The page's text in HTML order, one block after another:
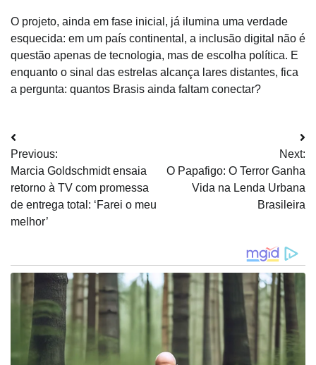
O projeto, ainda em fase inicial, já ilumina uma verdade
esquecida: em um país continental, a inclusão digital não é
questão apenas de tecnologia, mas de escolha política. E
enquanto o sinal das estrelas alcança lares distantes, fica
a pergunta: quantos Brasis ainda faltam conectar?
Navegação
de
Post
Previous:
Marcia Goldschmidt ensaia
retorno à TV com promessa
de entrega total: ‘Farei o meu
melhor’
Next:
O Papafigo: O Terror Ganha
Vida na Lenda Urbana
Brasileira